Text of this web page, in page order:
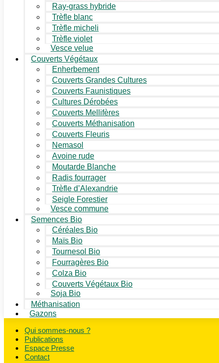
Ray-grass hybride
Trèfle blanc
Trèfle micheli
Trèfle violet
Vesce velue
Couverts Végétaux
Enherbement
Couverts Grandes Cultures
Couverts Faunistiques
Cultures Dérobées
Couverts Mellifères
Couverts Méthanisation
Couverts Fleuris
Nemasol
Avoine rude
Moutarde Blanche
Radis fourrager
Trèfle d’Alexandrie
Seigle Forestier
Vesce commune
Semences Bio
Céréales Bio
Maïs Bio
Tournesol Bio
Fourragères Bio
Colza Bio
Couverts Végétaux Bio
Soja Bio
Méthanisation
Gazons
Qui sommes-nous ?
Publications
Espace Presse
Contact